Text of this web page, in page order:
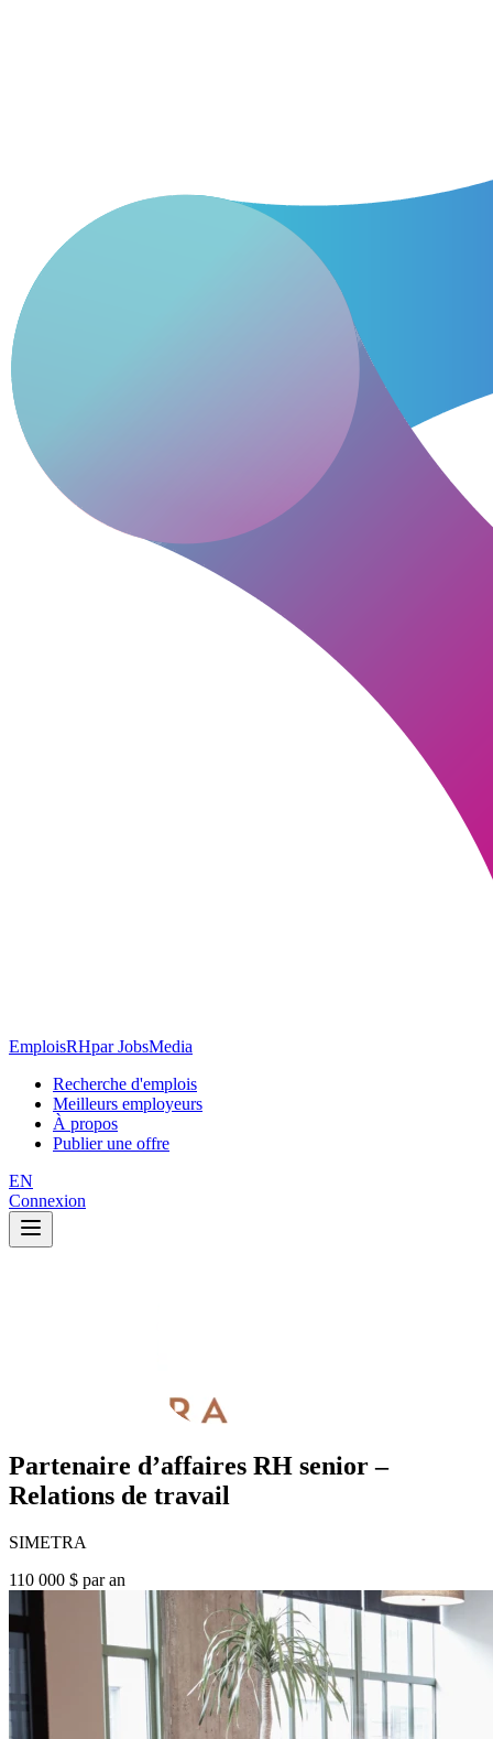
EmploisRHpar JobsMedia
Recherche d'emplois
Meilleurs employeurs
À propos
Publier une offre
EN
Connexion
Partenaire d’affaires RH senior –
Relations de travail
SIMETRA
110 000 $ par an